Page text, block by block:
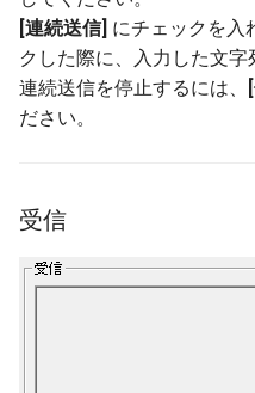
[連続送信] にチェックを入
クした際に、入力した文字
連続送信を停止するには、
ださい。
受信